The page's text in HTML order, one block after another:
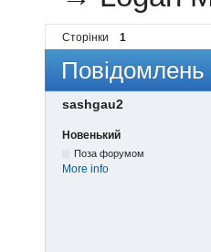
Сторінки 1
Повідомлень
sashgau2
Новенький
Поза форумом
More info